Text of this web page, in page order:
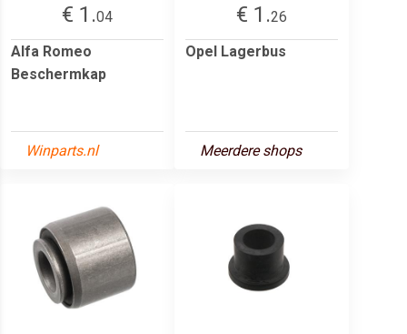
€ 1.04
Alfa Romeo
Beschermkap
Winparts.nl
€ 1.26
Opel Lagerbus
Meerdere shops